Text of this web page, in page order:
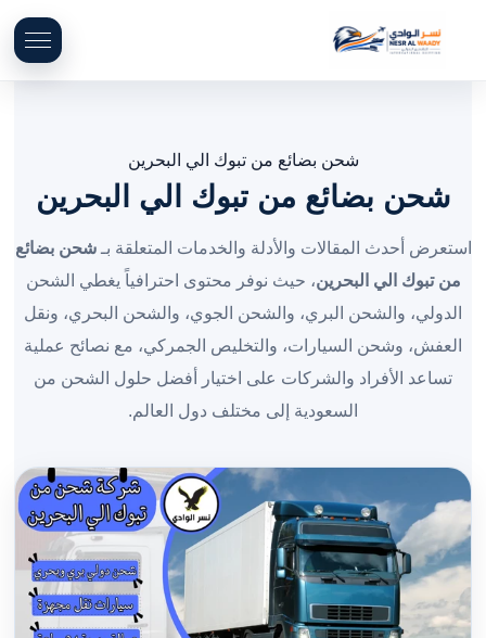
شحن بضائع من تبوك الي البحرين
شحن بضائع من تبوك الي البحرين
استعرض أحدث المقالات والأدلة والخدمات المتعلقة بـشحن بضائع
من تبوك الي البحرين، حيث نوفر محتوى احترافياً يغطي الشحن
الدولي، والشحن البري، والشحن الجوي، والشحن البحري، ونقل
العفش، وشحن السيارات، والتخليص الجمركي، مع نصائح عملية
تساعد الأفراد والشركات على اختيار أفضل حلول الشحن من
السعودية إلى مختلف دول العالم.